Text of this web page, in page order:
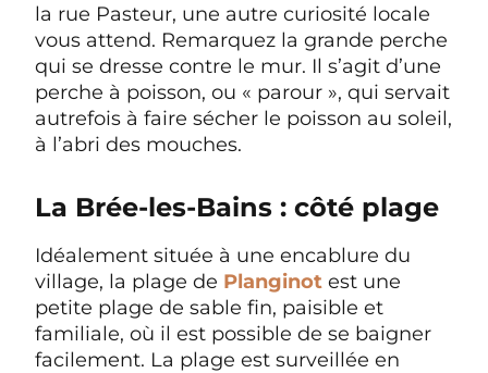
la rue Pasteur, une autre curiosité locale
vous attend. Remarquez la grande perche
qui se dresse contre le mur. Il s’agit d’une
perche à poisson, ou « parour », qui servait
autrefois à faire sécher le poisson au soleil,
à l’abri des mouches.
La Brée-les-Bains : côté plage
Idéalement située à une encablure du
village, la plage de Planginot est une
petite plage de sable fin, paisible et
familiale, où il est possible de se baigner
facilement. La plage est surveillée en